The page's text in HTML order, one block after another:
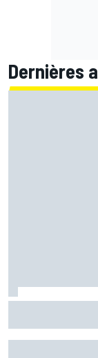
Dernières